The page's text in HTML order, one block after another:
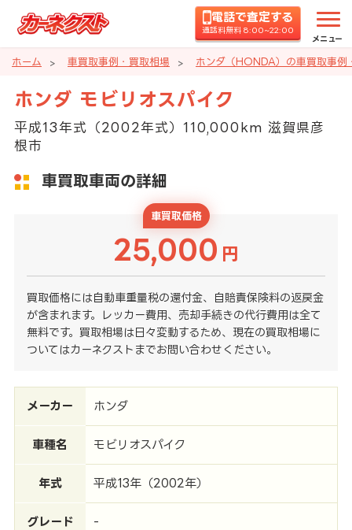
電話で査定する
通話料無料 8:00~22:00
メニュー
ホーム 車買取事例・買取相場 ホンダ（HONDA）の車買取事例
ホンダ モビリオスパイク
平成13年式（2002年式）110,000km 滋賀県彦
根市
車買取車両の詳細
車買取価格
25,000 円
買取価格には自動車重量税の還付金、自賠責保険料の返戻金
が含まれます。レッカー費用、売却手続きの代行費用は全て
無料です。買取相場は日々変動するため、現在の買取相場に
ついてはカーネクストまでお問い合わせください。
メーカー ホンダ
車種名 モビリオスパイク
年式 平成13年（2002年）
グレード -